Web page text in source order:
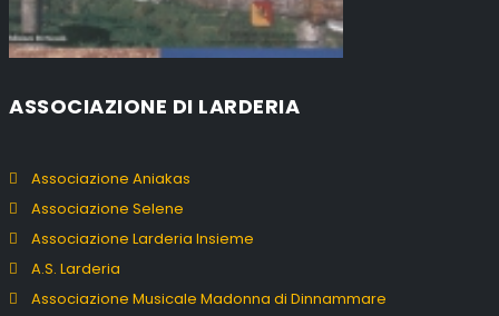
ASSOCIAZIONE DI LARDERIA
Associazione Aniakas
Associazione Selene
Associazione Larderia Insieme
A.S. Larderia
Associazione Musicale Madonna di Dinnammare